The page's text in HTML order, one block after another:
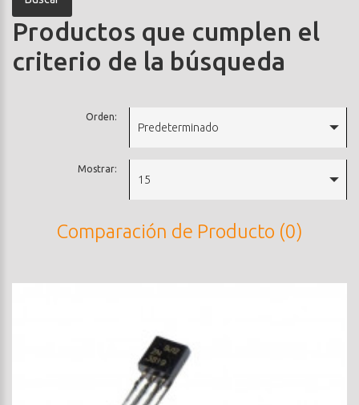
Productos que cumplen el
criterio de la búsqueda
Orden:
Predeterminado
Mostrar:
15
Comparación de Producto (0)